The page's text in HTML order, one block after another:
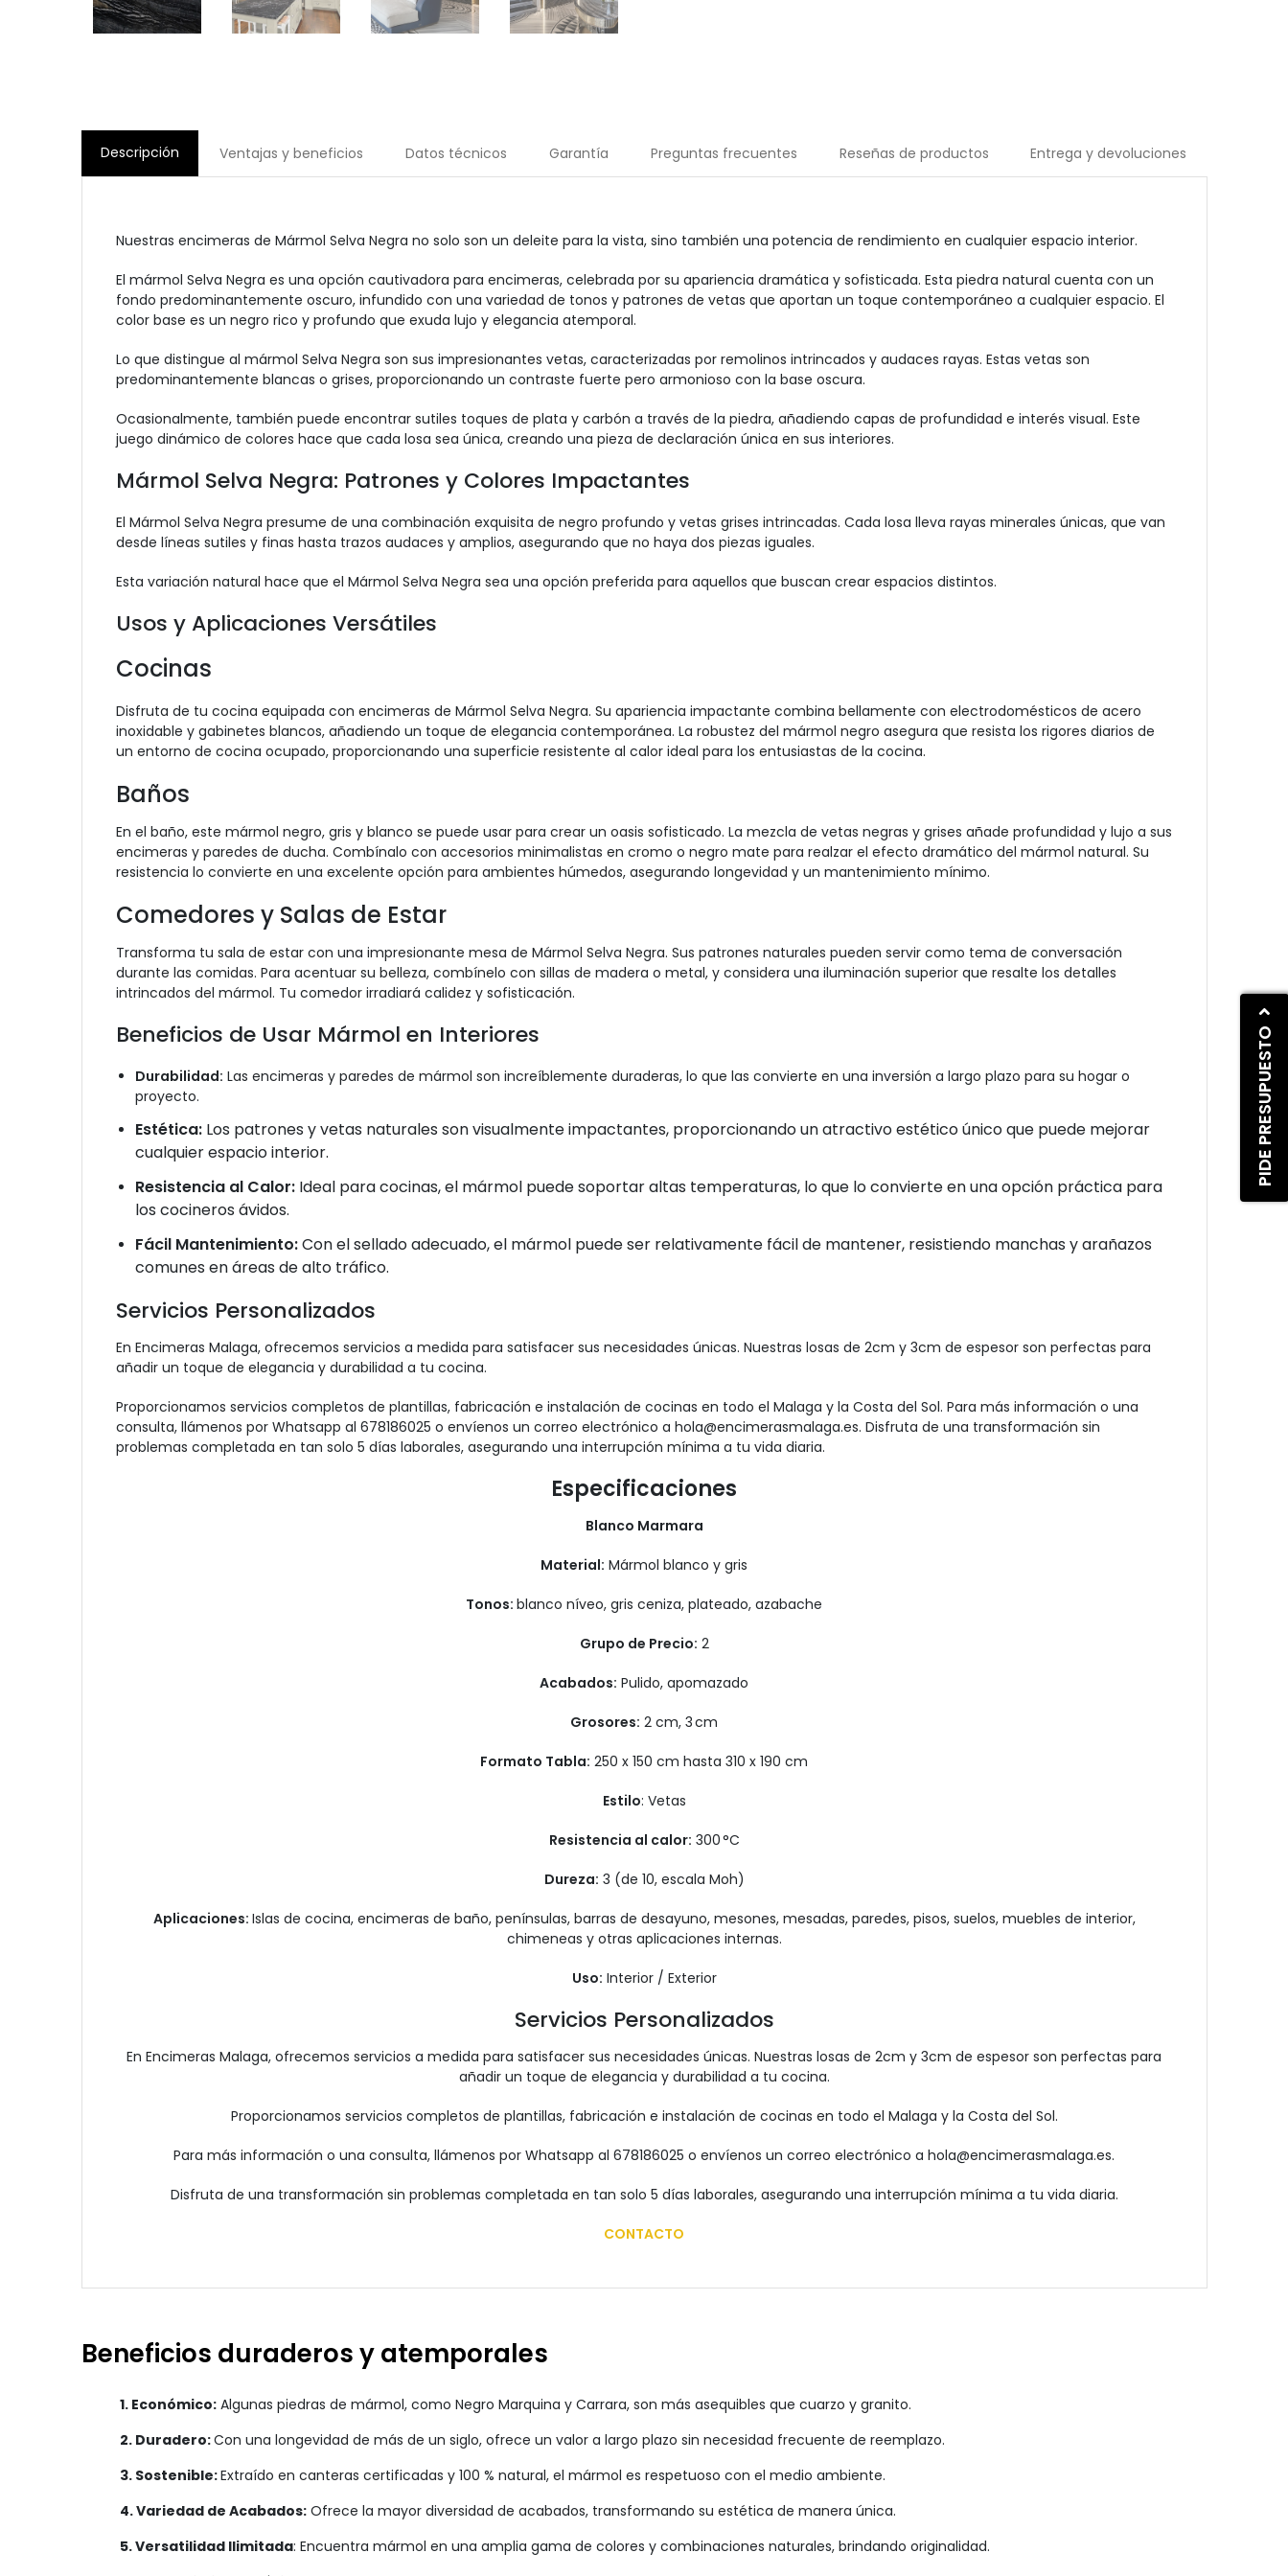
PIDE PRESUPUESTO
Descripción Ventajas y beneficios Datos técnicos Garantía Preguntas frecuentes Reseñas de productos Entrega y devoluciones
Nuestras encimeras de Mármol Selva Negra no solo son un deleite para la vista, sino también una potencia de rendimiento en cualquier espacio interior.
El mármol Selva Negra es una opción cautivadora para encimeras, celebrada por su apariencia dramática y sofisticada. Esta piedra natural cuenta con un
fondo predominantemente oscuro, infundido con una variedad de tonos y patrones de vetas que aportan un toque contemporáneo a cualquier espacio. El
color base es un negro rico y profundo que exuda lujo y elegancia atemporal.
Lo que distingue al mármol Selva Negra son sus impresionantes vetas, caracterizadas por remolinos intrincados y audaces rayas. Estas vetas son
predominantemente blancas o grises, proporcionando un contraste fuerte pero armonioso con la base oscura.
Ocasionalmente, también puede encontrar sutiles toques de plata y carbón a través de la piedra, añadiendo capas de profundidad e interés visual. Este
juego dinámico de colores hace que cada losa sea única, creando una pieza de declaración única en sus interiores.
Mármol Selva Negra: Patrones y Colores Impactantes
El Mármol Selva Negra presume de una combinación exquisita de negro profundo y vetas grises intrincadas. Cada losa lleva rayas minerales únicas, que van
desde líneas sutiles y finas hasta trazos audaces y amplios, asegurando que no haya dos piezas iguales.
Esta variación natural hace que el Mármol Selva Negra sea una opción preferida para aquellos que buscan crear espacios distintos.
Usos y Aplicaciones Versátiles
Cocinas
Disfruta de tu cocina equipada con encimeras de Mármol Selva Negra. Su apariencia impactante combina bellamente con electrodomésticos de acero
inoxidable y gabinetes blancos, añadiendo un toque de elegancia contemporánea. La robustez del mármol negro asegura que resista los rigores diarios de
un entorno de cocina ocupado, proporcionando una superficie resistente al calor ideal para los entusiastas de la cocina.
Baños
En el baño, este mármol negro, gris y blanco se puede usar para crear un oasis sofisticado. La mezcla de vetas negras y grises añade profundidad y lujo a sus
encimeras y paredes de ducha. Combínalo con accesorios minimalistas en cromo o negro mate para realzar el efecto dramático del mármol natural. Su
resistencia lo convierte en una excelente opción para ambientes húmedos, asegurando longevidad y un mantenimiento mínimo.
Comedores y Salas de Estar
Transforma tu sala de estar con una impresionante mesa de Mármol Selva Negra. Sus patrones naturales pueden servir como tema de conversación
durante las comidas. Para acentuar su belleza, combínelo con sillas de madera o metal, y considera una iluminación superior que resalte los detalles
intrincados del mármol. Tu comedor irradiará calidez y sofisticación.
Beneficios de Usar Mármol en Interiores
Durabilidad: Las encimeras y paredes de mármol son increíblemente duraderas, lo que las convierte en una inversión a largo plazo para su hogar o
proyecto.
Estética:Los patrones y vetas naturales son visualmente impactantes, proporcionando un atractivo estético único que puede mejorar
cualquier espacio interior.
Resistencia al Calor:Ideal para cocinas, el mármol puede soportar altas temperaturas, lo que lo convierte en una opción práctica para
los cocineros ávidos.
Fácil Mantenimiento:Con el sellado adecuado, el mármol puede ser relativamente fácil de mantener, resistiendo manchas y arañazos
comunes en áreas de alto tráfico.
Servicios Personalizados
En Encimeras Malaga, ofrecemos servicios a medida para satisfacer sus necesidades únicas. Nuestras losas de 2cm y 3cm de espesor son perfectas para
añadir un toque de elegancia y durabilidad a tu cocina.
Proporcionamos servicios completos de plantillas, fabricación e instalación de cocinas en todo el Malaga y la Costa del Sol. Para más información o una
consulta, llámenos por Whatsapp al 678186025 o envíenos un correo electrónico a hola@encimerasmalaga.es. Disfruta de una transformación sin
problemas completada en tan solo 5 días laborales, asegurando una interrupción mínima a tu vida diaria.
Especificaciones
Blanco Marmara
Material: Mármol blanco y gris
Tonos: blanco níveo, gris ceniza, plateado, azabache
Grupo de Precio: 2
Acabados: Pulido, apomazado
Grosores: 2 cm, 3 cm
Formato Tabla: 250 x 150 cm hasta 310 x 190 cm
Estilo: Vetas
Resistencia al calor: 300 °C
Dureza: 3 (de 10, escala Moh)
Aplicaciones: Islas de cocina, encimeras de baño, penínsulas, barras de desayuno, mesones, mesadas, paredes, pisos, suelos, muebles de interior,
chimeneas y otras aplicaciones internas.
Uso: Interior / Exterior
Servicios Personalizados
En Encimeras Malaga, ofrecemos servicios a medida para satisfacer sus necesidades únicas. Nuestras losas de 2cm y 3cm de espesor son perfectas para
añadir un toque de elegancia y durabilidad a tu cocina.
Proporcionamos servicios completos de plantillas, fabricación e instalación de cocinas en todo el Malaga y la Costa del Sol.
Para más información o una consulta, llámenos por Whatsapp al 678186025 o envíenos un correo electrónico a hola@encimerasmalaga.es.
Disfruta de una transformación sin problemas completada en tan solo 5 días laborales, asegurando una interrupción mínima a tu vida diaria.
CONTACTO
Beneficios duraderos y atemporales
1. Económico:Algunas piedras de mármol, como Negro Marquina y Carrara, son más asequibles que cuarzo y granito.
2. Duradero:Con una longevidad de más de un siglo, ofrece un valor a largo plazo sin necesidad frecuente de reemplazo.
3. Sostenible:Extraído en canteras certificadas y 100 % natural, el mármol es respetuoso con el medio ambiente.
4. Variedad de Acabados:Ofrece la mayor diversidad de acabados, transformando su estética de manera única.
5. Versatilidad Ilimitada: Encuentra mármol en una amplia gama de colores y combinaciones naturales, brindando originalidad.